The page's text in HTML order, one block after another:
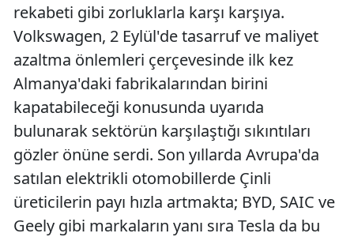
rekabeti gibi zorluklarla karşı karşıya.
Volkswagen, 2 Eylül'de tasarruf ve maliyet
azaltma önlemleri çerçevesinde ilk kez
Almanya'daki fabrikalarından birini
kapatabileceği konusunda uyarıda
bulunarak sektörün karşılaştığı sıkıntıları
gözler önüne serdi. Son yıllarda Avrupa'da
satılan elektrikli otomobillerde Çinli
üreticilerin payı hızla artmakta; BYD, SAIC ve
Geely gibi markaların yanı sıra Tesla da bu